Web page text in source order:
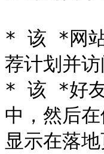
* 该 *网站
荐计划并
* 该 *好友
中，然后
显示在落